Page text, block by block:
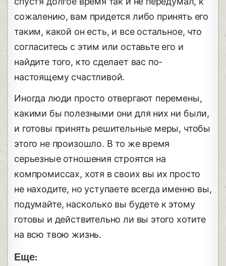
сожалению, вам придется либо принять его
таким, какой он есть, и все остальное, что
согласитесь с этим или оставьте его и
найдите того, кто сделает вас по-
настоящему счастливой.
Иногда люди просто отвергают перемены,
какими бы полезными они для них ни были,
и готовы принять решительные меры, чтобы
этого не произошло. В то же время
серьезные отношения строятся на
компромиссах, хотя в своих вы их просто
не находите, но уступаете всегда именно вы,
подумайте, насколько вы будете к этому
готовы и действительно ли вы этого хотите
на всю твою жизнь.
Еще: